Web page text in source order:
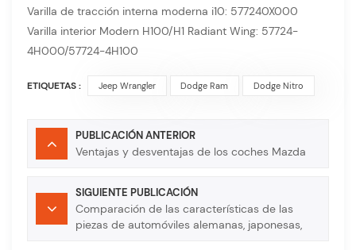
Varilla de tracción interna moderna i10: 577240X000
Varilla interior Modern H100/H1 Radiant Wing: 57724-
4H000/57724-4H100
ETIQUETAS : Jeep Wrangler Dodge Ram Dodge Nitro
PUBLICACIÓN ANTERIOR
Ventajas y desventajas de los coches Mazda
SIGUIENTE PUBLICACIÓN
Comparación de las características de las
piezas de automóviles alemanas, japonesas,